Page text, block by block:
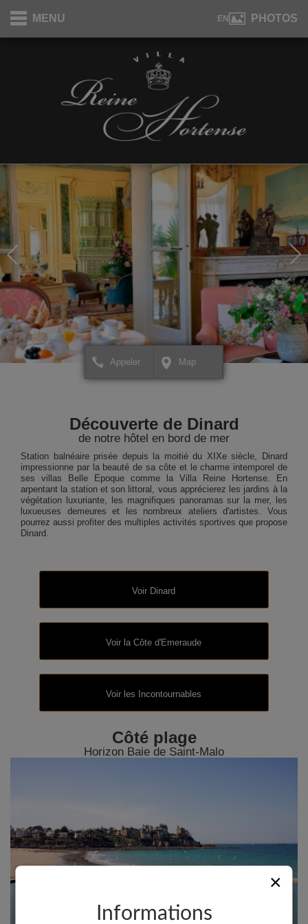
MENU EN PHOTOS
sur votre destination,
cliquez ICI.
sur votre destination,
cliquez ICI.
×
Appeler Map
Découverte de Dinard
de notre hôtel en bord de mer
Station balnéaire prisée depuis la moitié du XIXe siècle, Dinard
impressionne par la beauté de sa côte et le charme intemporel de
ses villas Belle Epoque comme la Villa Reine Hortense. En
arpentant la station et son littoral, vous apprécierez les jardins à la
végétation luxuriante, les magnifiques panoramas sur la mer, les
luxueuses demeures et les nombreux ateliers d'artistes. Vous
pourrez aussi profiter des multiples activités sportives que propose
Dinard.
Voir Dinard
Voir la Côte d'Emeraude
Voir les Incontournables
Côté plage
Horizon Baie de Saint-Malo
×
Informations